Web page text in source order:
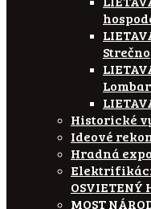
Strečno
Historické
Ideové
Hradná
OSVIETENÝ
MOST